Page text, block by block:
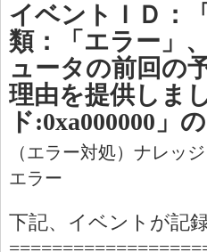
イベントＩＤ：
類：「エラー」
ュータの前回の
理由を提供しま
ド:0xa000000」
（エラー対処）ナレ
エラー
下記、イベントが記